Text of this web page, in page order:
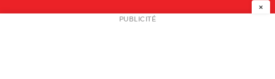
NEWSLETTER
×
PUBLICITÉ